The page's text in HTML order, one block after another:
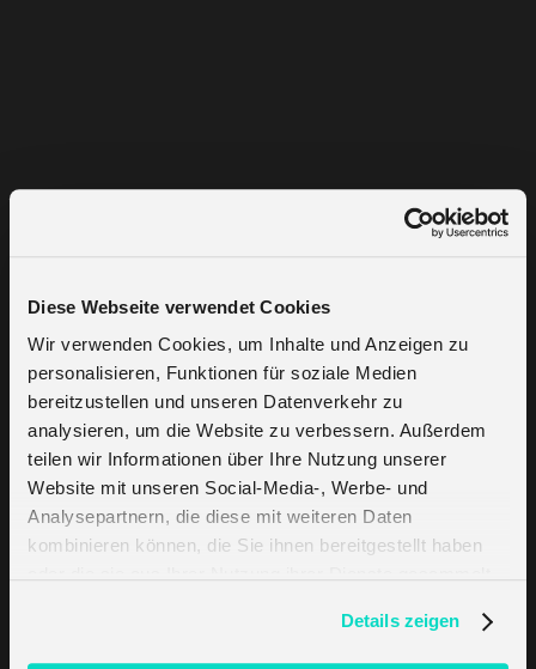
Diese Webseite verwendet Cookies
Wir verwenden Cookies, um Inhalte und Anzeigen zu
personalisieren, Funktionen für soziale Medien
bereitzustellen und unseren Datenverkehr zu
analysieren, um die Website zu verbessern. Außerdem
teilen wir Informationen über Ihre Nutzung unserer
Website mit unseren Social-Media-, Werbe- und
Analysepartnern, die diese mit weiteren Daten
kombinieren können, die Sie ihnen bereitgestellt haben
Datenschutzerklärung.
Details zeigen